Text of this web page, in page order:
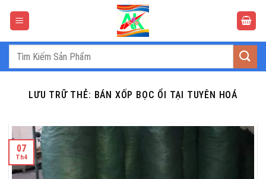
Tìm
LƯU TRỮ THẺ: BÁN XỐP BỌC ỔI TẠI TUYÊN HOÁ
07
Th4